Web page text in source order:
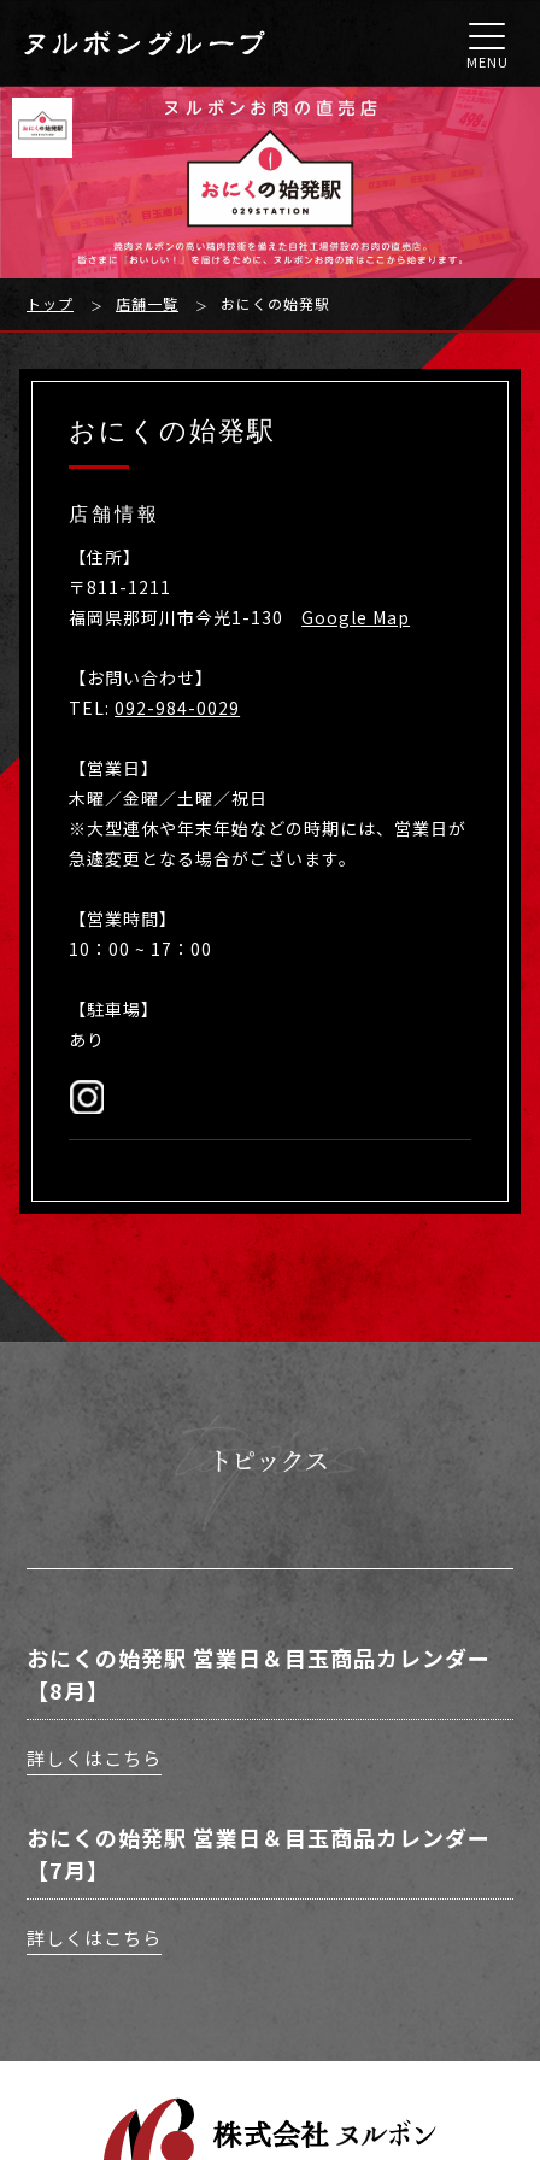
MENU
トップ 店舗一覧 おにくの始発駅
おにくの始発駅
店舗情報
【住所】
〒811-1211
福岡県那珂川市今光1-130Google Map
【お問い合わせ】
TEL:092-984-0029
【営業日】
木曜／金曜／土曜／祝日
※大型連休や年末年始などの時期には、営業日が
急遽変更となる場合がございます。
【営業時間】
10：00 ~ 17：00
【駐車場】
あり
おにくの始発駅 営業日＆目玉商品カレンダー
【8月】
詳しくはこちら
おにくの始発駅 営業日＆目玉商品カレンダー
【7月】
詳しくはこちら